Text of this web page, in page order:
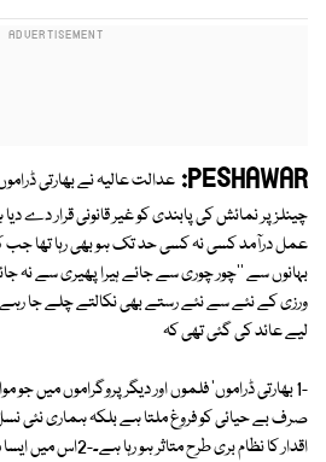
PESHAWAR: عدالت عالیہ نے بھارتی
چینلز پر نمائش کی پابندی کو غیر قانونی قرار
عمل درآمد کسی نہ کسی حد تک ہو بھی رہا تھا
بہانوں سے ''چور چوری سے جائے ہیرا پھیری سے
ورزی کے نئے سے نئے رستے بھی نکالتے چلے جا رہے
لیے عائد کی گئی تھی کہ
-1 بھارتی ڈراموں' فلموں اور دیگر پروگراموں میں
صرف بے حیائی کو فروغ ملتا ہے بلکہ ہماری نئی
اقدار کا نظام بری